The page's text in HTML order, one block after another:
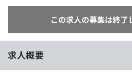
学校向けプラン
この求人の募集は終了
求人概要